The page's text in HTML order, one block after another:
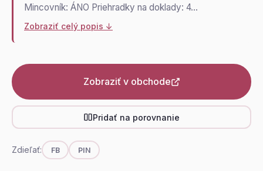
Mincovník: ÁNO Priehradky na doklady: 4…
Zobraziť celý popis ↓
Zobraziť v obchode
Pridať na porovnanie
Zdieľať: FB PIN